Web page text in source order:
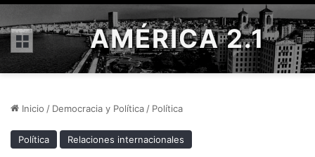
Menú AMÉRICA 2.1
Inicio / Democracia y Política / Política
Política Relaciones internacionales